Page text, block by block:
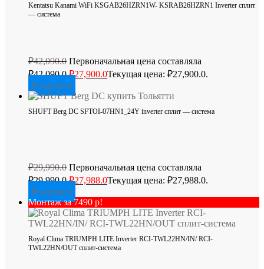
Kentatsu Kanami WiFi KSGAB26HZRN1W- KSRAB26HZRN1 Inverter сплит
— система
₽42,090.0 Первоначальная цена составляла
₽42,090.0.₽27,900.0Текущая цена: ₽27,900.0.
В корзину
SHUFT Berg DC SFTOI-07HN1_24Y inverter сплит — система
₽29,990.0 Первоначальная цена составляла
₽29,990.0.₽27,988.0Текущая цена: ₽27,988.0.
В корзину
Монтаж за 7490 р!
Royal Clima TRIUMPH LITE Inverter RCI-TWL22HN/IN/ RCI-
TWL22HN/OUT сплит-система